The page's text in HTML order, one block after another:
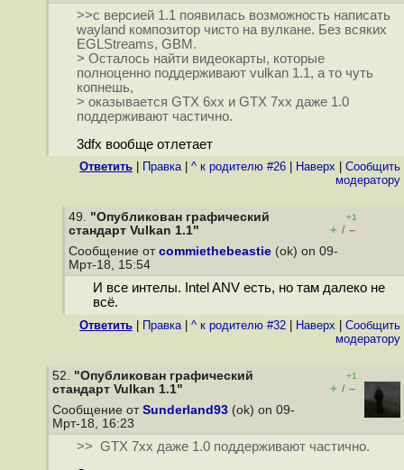
>>с версией 1.1 появилась возможность написать
wayland композитор чисто на вулкане. Без всяких
EGLStreams, GBM.
> Осталось найти видеокарты, которые
полноценно поддерживают vulkan 1.1, а то чуть
копнешь,
> оказывается GTX 6xx и GTX 7xx даже 1.0
поддерживают частично.
3dfx вообще отлетает
Ответить Правка| ^ к родителю #26 Наверх
Cообщить
модератору
49. "Опубликован графический
стандарт Vulkan 1.1"
+1
+ / –
Сообщение от commiethebeastie (ok) on 09-
Мрт-18, 15:54
И все интелы. Intel ANV есть, но там далеко не
всё.
Ответить Правка| ^ к родителю #32 Наверх
Cообщить
модератору
52. "Опубликован графический
стандарт Vulkan 1.1"
+1
+ / –
Сообщение от Sunderland93 (ok) on 09-
Мрт-18, 16:23
>> GTX 7xx даже 1.0 поддерживают частично.